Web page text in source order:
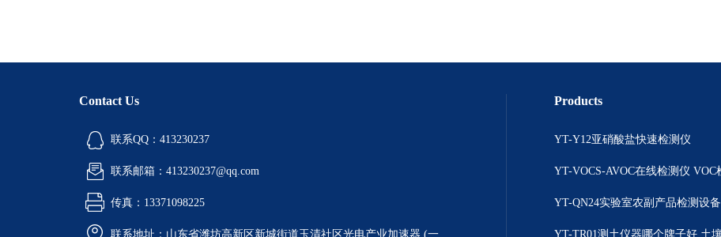
Contact Us
联系QQ：413230237
联系邮箱：413230237@qq.com
传真：13371098225
联系地址：山东省潍坊高新区新城街道玉清社区光电产业加速器 (一
Products
YT-Y12亚硝酸盐快速检测仪
YT-QN24实验室农副产品检测设备